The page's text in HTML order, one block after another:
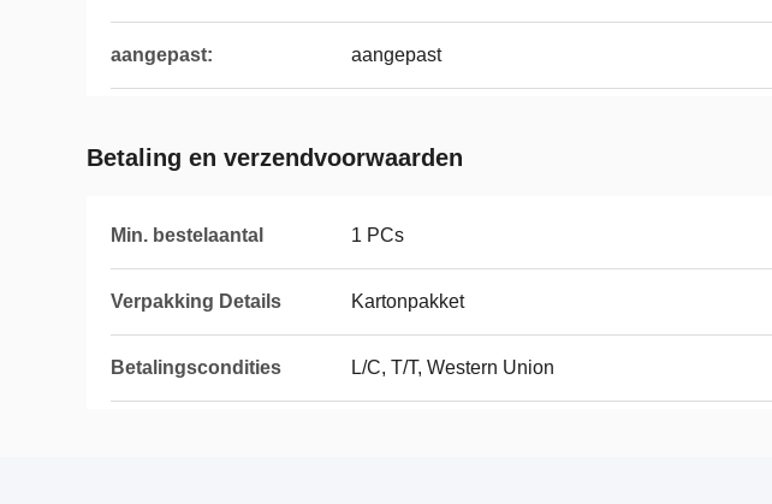
aangepast: aangepast
Betaling en verzendvoorwaarden
Min. bestelaantal 1 PCs
Verpakking Details Kartonpakket
Betalingscondities L/C, T/T, Western Union